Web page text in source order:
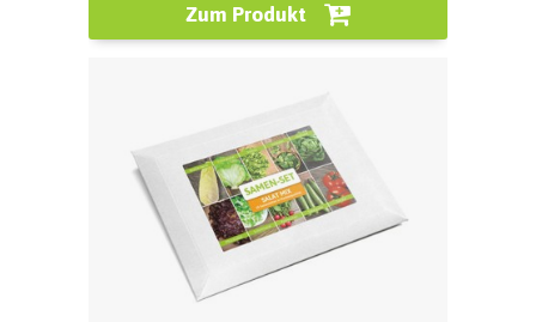
Zum Produkt